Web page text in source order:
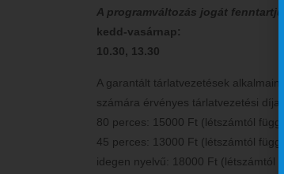
A programváltozás jogát
kedd-vasárnap:
10.30, 13.30
A garantált tárlatvezetések
számára érvényes tárlatvezetési
80 perces: 15000 Ft (létszámtól
45 perces: 13000 Ft (létszámtól
idegen nyelvű: 18000 Ft (létszámtól